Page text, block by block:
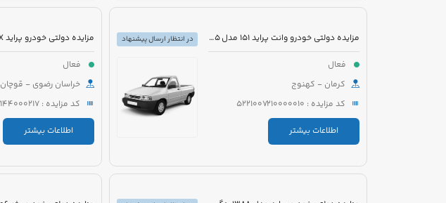
مزایده دولتی خودرو وانت پراید 151 مدل 1395 رنگ سفید
فعال
کرمان - کهنوج
کد مزایده : 5221007210000010
اطلاعات بیشتر
در انتظار ارسال پیشنهاد
فعال
خراسان رضوی - قوچان
کد مزایده : 5221007144000217
اطلاعات بیشتر